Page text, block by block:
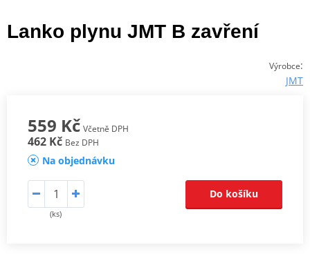
Lanko plynu JMT B zavření
Výrobce:
JMT
559 Kč Včetně DPH
462 Kč Bez DPH
Na objednávku
(ks)
Do košíku